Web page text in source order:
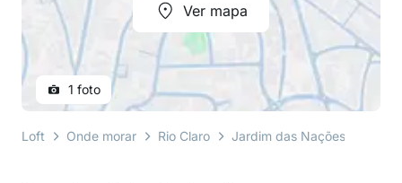
Ver mapa
1 foto
Loft Onde morar Rio Claro Jardim das Nações I